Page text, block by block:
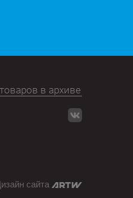
сайта